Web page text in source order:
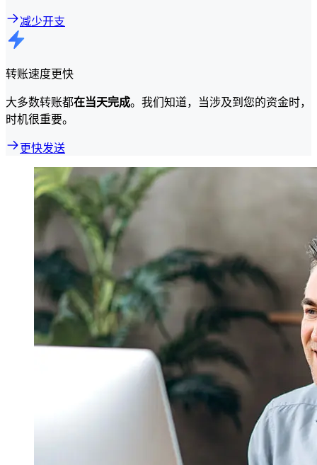
减少开支
转账速度更快
大多数转账都在当天完成。我们知道，当涉及到您的资金时，
时机很重要。
更快发送